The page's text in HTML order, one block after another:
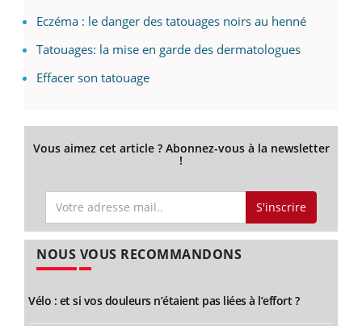
Eczéma : le danger des tatouages noirs au henné
Tatouages: la mise en garde des dermatologues
Effacer son tatouage
Vous aimez cet article ? Abonnez-vous à la newsletter
!
S'inscrire
NOUS VOUS RECOMMANDONS
Vélo : et si vos douleurs n’étaient pas liées à l’effort ?